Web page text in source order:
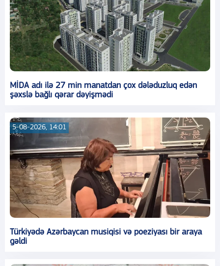
MİDA adı ilə 27 min manatdan çox dələduzluq edən
şəxslə bağlı qərar dəyişmədi
5-08-2026, 14:01
Türkiyədə Azərbaycan musiqisi və poeziyası bir araya
gəldi